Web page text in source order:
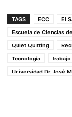
TAGS ECC El
Escuela de Ciencias
Quiet Quitting
Tecnología
trabajo
Universidad Dr. José